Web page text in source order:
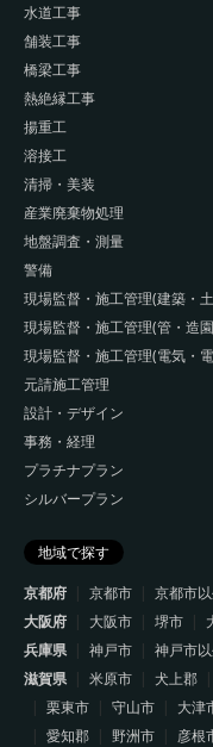
水道工事
舗装工事
橋梁工事
熱絶縁工事
揚重工
溶接工
清掃・美装
産業廃棄物処理
地盤調査・測量
警備
現場監督・施工管理(建築・
現場監督・施工管理(管・造
現場監督・施工管理(電気・
元請施工管理
設計・デザイン
事務・経理
プラチナプラン
シルバープラン
地域で探す
京都府
京都市
京都市
大阪府
大阪市 堺市
兵庫県
神戸市
神戸市
滋賀県
米原市 犬上郡
栗東市
守山市 大津
愛知郡
野洲市
彦根